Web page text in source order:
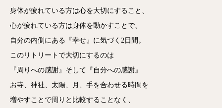
身体が疲れている方は心を大切にすること、
心が疲れている方は身体を動かすことで、
自分の内側にある『幸せ』に気づく2日間。
このリトリートで大切にするのは
『周りへの感謝』そして『自分への感謝』
お寺、神社、太陽、月、手を合わせる時間を
増やすことで周りと比較することなく、